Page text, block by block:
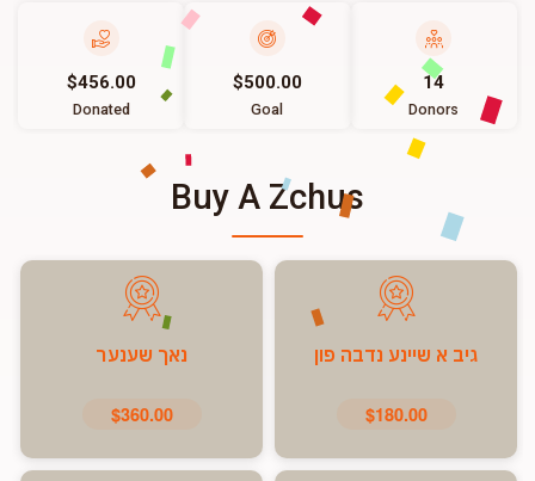
$456.00
Donated
$500.00
Goal
14
Donors
Buy A Zchus
גיב א שיינע נדבה פון
$180.00
נאך שענער
$360.00